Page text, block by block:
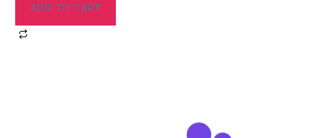
ADD TO CART